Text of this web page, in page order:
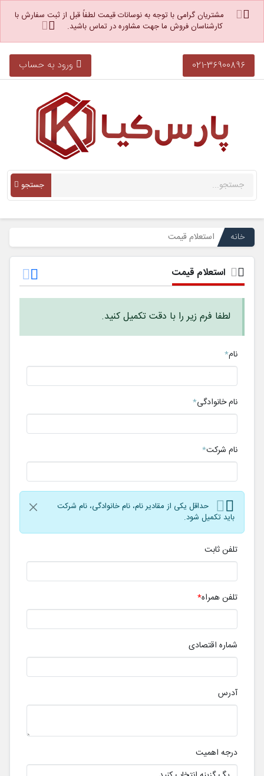
مشتریان گرامی با توجه به نوسانات قیمت لطفاً قبل از ثبت سفارش با
کارشناسان فروش ما جهت مشاوره در تماس باشید.
021-36900896 ورود به حساب
جستجو
خانه استعلام قیمت
استعلام قیمت
لطفا فرم زیر را با دقت تکمیل کنید.
نام
نام خانوادگی
نام شرکت
حداقل یکی از مقادیر نام، نام خانوادگی، نام شرکت
باید تکمیل شود.
تلفن ثابت
تلفن همراه
شماره اقتصادی
آدرس
درجه اهمیت